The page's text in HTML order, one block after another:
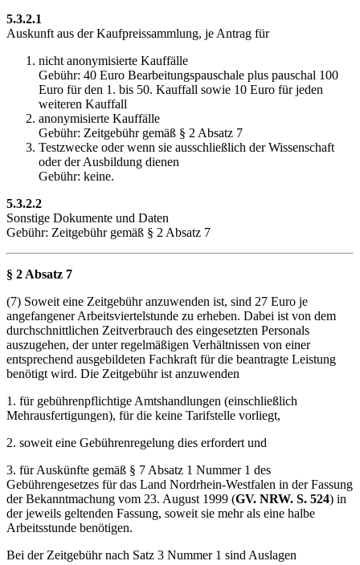
5.3.2.1
Auskunft aus der Kaufpreissammlung, je Antrag für
nicht anonymisierte Kauffälle
Gebühr: 40 Euro Bearbeitungspauschale plus pauschal 100
Euro für den 1. bis 50. Kauffall sowie 10 Euro für jeden
weiteren Kauffall
anonymisierte Kauffälle
Gebühr: Zeitgebühr gemäß § 2 Absatz 7
Testzwecke oder wenn sie ausschließlich der Wissenschaft
oder der Ausbildung dienen
Gebühr: keine.
5.3.2.2
Sonstige Dokumente und Daten
Gebühr: Zeitgebühr gemäß § 2 Absatz 7
§ 2 Absatz 7
(7) Soweit eine Zeitgebühr anzuwenden ist, sind 27 Euro je
angefangener Arbeitsviertelstunde zu erheben. Dabei ist von dem
durchschnittlichen Zeitverbrauch des eingesetzten Personals
auszugehen, der unter regelmäßigen Verhältnissen von einer
entsprechend ausgebildeten Fachkraft für die beantragte Leistung
benötigt wird. Die Zeitgebühr ist anzuwenden
1. für gebührenpflichtige Amtshandlungen (einschließlich
Mehrausfertigungen), für die keine Tarifstelle vorliegt,
2. soweit eine Gebührenregelung dies erfordert und
3. für Auskünfte gemäß § 7 Absatz 1 Nummer 1 des
Gebührengesetzes für das Land Nordrhein-Westfalen in der Fassung
der Bekanntmachung vom 23. August 1999 (GV. NRW. S. 524) in
der jeweils geltenden Fassung, soweit sie mehr als eine halbe
Arbeitsstunde benötigen.
Bei der Zeitgebühr nach Satz 3 Nummer 1 sind Auslagen